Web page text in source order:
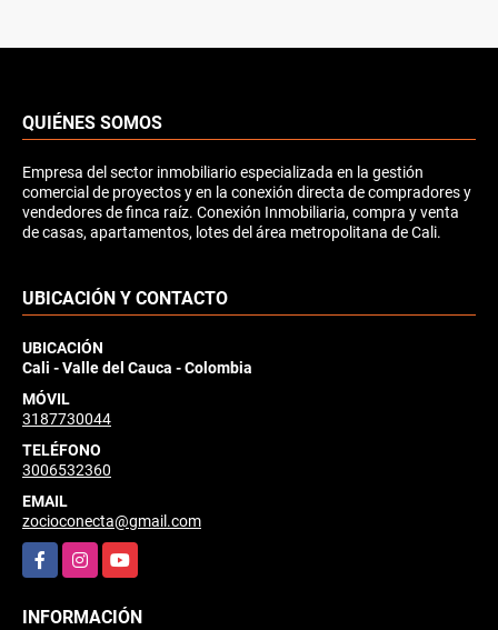
QUIÉNES SOMOS
Empresa del sector inmobiliario especializada en la gestión
comercial de proyectos y en la conexión directa de compradores y
vendedores de finca raíz. Conexión Inmobiliaria, compra y venta
de casas, apartamentos, lotes del área metropolitana de Cali.
UBICACIÓN Y CONTACTO
UBICACIÓN
Cali - Valle del Cauca - Colombia
MÓVIL
3187730044
TELÉFONO
3006532360
EMAIL
zocioconecta@gmail.com
FacebookInstagramYouTube
INFORMACIÓN